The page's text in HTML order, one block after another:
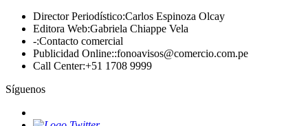
Director Periodístico:Carlos Espinoza Olcay
Editora Web:Gabriela Chiappe Vela
-:Contacto comercial
Publicidad Online::fonoavisos@comercio.com.pe
Call Center:+51 1708 9999
Síguenos